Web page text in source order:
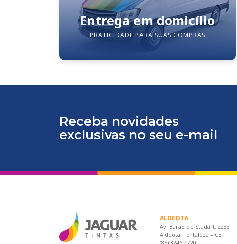
Entrega em domicílio
PRATICIDADE PARA SUAS COMPRAS
Receba novidades
exclusivas no seu e-mail
ALDEOTA
Av. Barão de Studart, 2233
Aldeota, Fortaleza – CE
(85) 3246.2720